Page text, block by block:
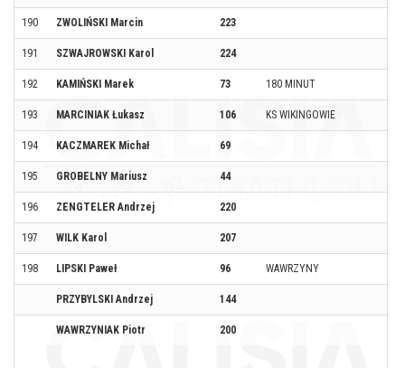
190 ZWOLIŃSKI Marcin 223
191 SZWAJROWSKI Karol 224
192 KAMIŃSKI Marek 73 180 MINUT
193 MARCINIAK Łukasz 106 KS WIKINGOWIE
194 KACZMAREK Michał 69
195 GROBELNY Mariusz 44
196 ZENGTELER Andrzej 220
197 WILK Karol 207
198 LIPSKI Paweł 96 WAWRZYNY
PRZYBYLSKI Andrzej 144
WAWRZYNIAK Piotr 200